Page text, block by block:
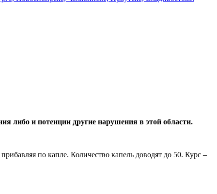
либо и потенции другие нарушения в этой области.
по капле. Количество капель доводят до 50. Курс –